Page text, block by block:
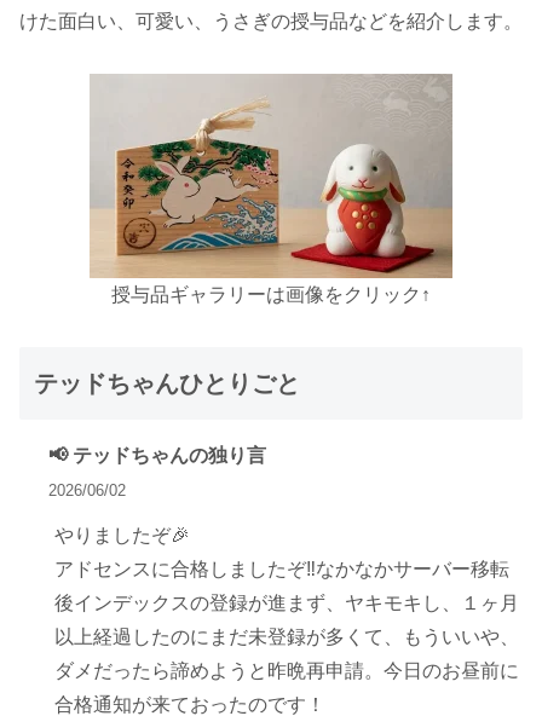
けた面白い、可愛い、うさぎの授与品などを紹介します。
授与品ギャラリーは画像をクリック↑
テッドちゃんひとりごと
📢 テッドちゃんの独り言
2026/06/02
やりましたぞ🎉
アドセンスに合格しましたぞ‼️なかなかサーバー移転
後インデックスの登録が進まず、ヤキモキし、１ヶ月
以上経過したのにまだ未登録が多くて、もういいや、
ダメだったら諦めようと昨晩再申請。今日のお昼前に
合格通知が来ておったのです！